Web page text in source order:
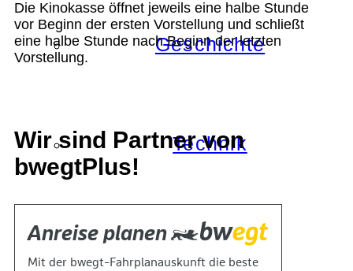
Geschichte
Technik
Standort
Die Kinokasse öffnet jeweils eine halbe Stunde
vor Beginn der ersten Vorstellung und schließt
eine halbe Stunde nach Beginn der letzten
Vorstellung.
Wir sind Partner von
bwegtPlus!